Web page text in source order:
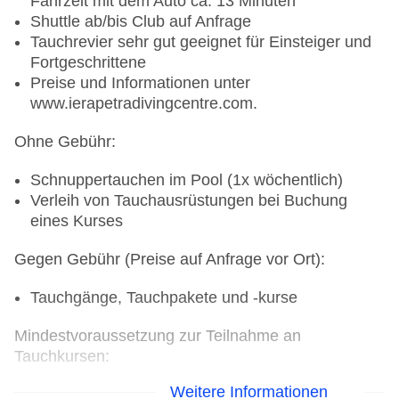
Altersgruppen: MINIS/MAXIS (3 - 6 Jahre)¹
Sprachen: Deutsch (Englisch bei Bedarf)
R.O.B.Y. (7-12 Jahre)
Stundenweise Programme in den Haupt-
Schulferienzeiten von 10.00 - 21.00 Uhr an 6
Altersgruppen: 7 - 9 Jahre und 10 - 12 Jahre¹
Sprachen: Deutsch (Englisch bei Bedarf)
Stundenweise Programme in den Haupt-
Schulferienzeiten an 6 Tagen pro Woche
ROBS sports: Sportstainment (Fußball, Beach-
Volleyball, Wasserball etc.) speziell für
Shuttle ab/bis Club auf Anfrage
Tauchrevier sehr gut geeignet für Einsteiger und
Fortgeschrittene
Preise und Informationen unter
www.ierapetradivingcentre.com.
Ohne Gebühr:
Schnuppertauchen im Pool (1x wöchentlich)
Verleih von Tauchausrüstungen bei Buchung
eines Kurses
Gegen Gebühr (Preise auf Anfrage vor Ort):
Tauchgänge, Tauchpakete und -kurse
Mindestvoraussetzung zur Teilnahme an
Tauchkursen:
Ärztliches Tauchtauglichkeitszeugnis wird
Weitere Informationen